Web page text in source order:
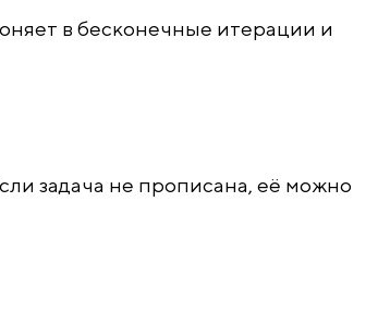
в бесконечные итерации и
задача не прописана, её можно